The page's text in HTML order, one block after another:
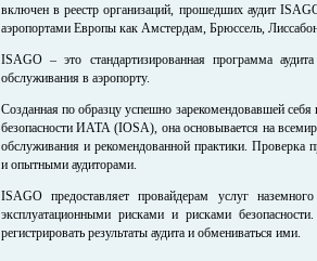
включен в реестр организаций, прошедших аудит
аэропортами Европы как Амстердам, Брюссель,
ISAGO – это стандартизированная программа
обслуживания в аэропорту.
Созданная по образцу успешно зарекомендовавшей
безопасности ИАТА (IOSA), она основывается на
обслуживания и рекомендованной практики. Проверка
и опытными аудиторами.
ISAGO предоставляет провайдерам услуг
эксплуатационными рисками и рисками
регистрировать результаты аудита и обмениваться ими.